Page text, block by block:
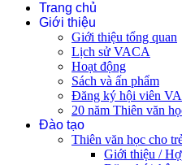
Trang chủ
Giới thiệu
Giới thiệu tổng quan
Lịch sử VACA
Hoạt động
Sách và ấn phẩm
Đăng ký hội viên
20 năm Thiên văn
Đào tạo
Thiên văn học cho
Giới thiệu /